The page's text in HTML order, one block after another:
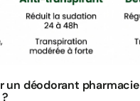
un déodorant